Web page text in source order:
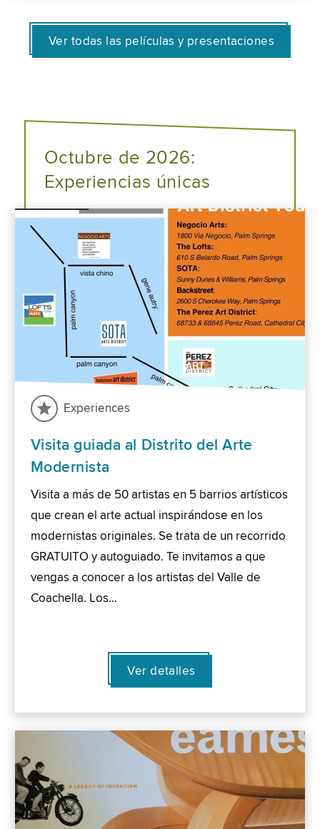
Ver todas las películas y presentaciones
Octubre de 2026:
Experiencias únicas
Experiences
Visita guiada al Distrito del Arte
Modernista
Visita a más de 50 artistas en 5 barrios artísticos
que crean el arte actual inspirándose en los
modernistas originales. Se trata de un recorrido
GRATUITO y autoguiado. Te invitamos a que
vengas a conocer a los artistas del Valle de
Coachella. Los…
Ver detalles